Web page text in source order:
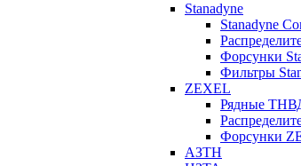
Stanadyne
Stanadyne
Форсунки
Фильтры
ZEXEL
Рядные
Форсунки
АЗТН